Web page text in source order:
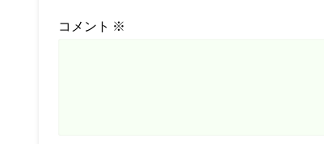
コメント ※